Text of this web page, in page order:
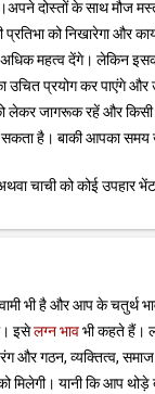
दोस्तों के साथ मौज
को निखारेगा और
महत्व देंगे। लेकिन
प्रयोग कर पाएंगे
जागरूक रहें और किसी
है। बाकी आपका समय
चाची को कोई उपहार
भी है और आप के चतुर्थ
इसेलग्न भावभी कहते हैं।
रंग और गठन, व्यक्तित्व,
मिलेगी। यानी कि आप